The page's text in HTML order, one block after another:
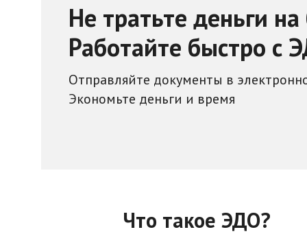
Не тратьте деньги на
Работайте быстро с
Отправляйте документы в
Экономьте деньги и время
Что такое ЭДО?